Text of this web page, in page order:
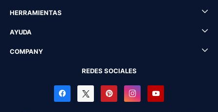
HERRAMIENTAS
AYUDA
COMPANY
REDES SOCIALES